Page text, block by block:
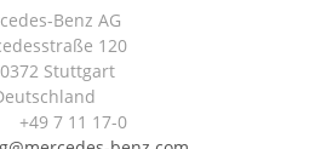
Benz AG
120
Stuttgart
+49 7 11 17-0